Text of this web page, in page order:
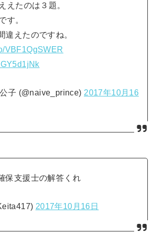
えたのは３題。
す。
違えたのですね。
VBF1QgSWER
子 (@naive_prince) 2017年10月16
保支援士の解答くれ
2017年10月16日